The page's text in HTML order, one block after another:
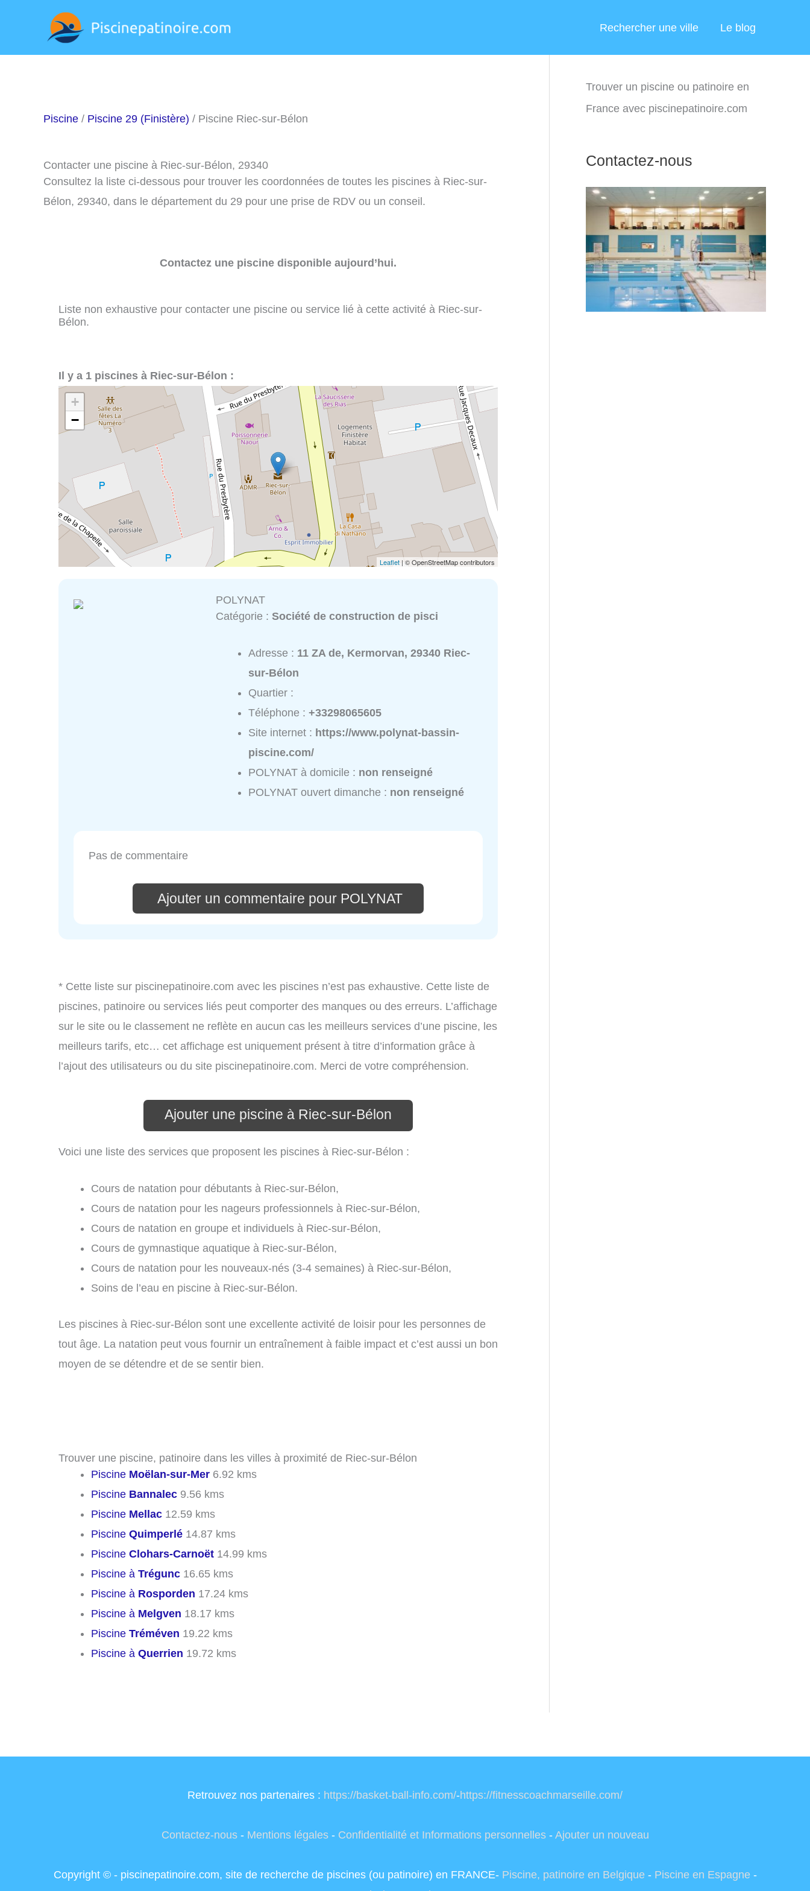
Rechercher une ville Le blog
Piscine / Piscine 29 (Finistère) / Piscine Riec-sur-Bélon
Contacter une piscine à Riec-sur-Bélon, 29340
Consultez la liste ci-dessous pour trouver les coordonnées de toutes les piscines à Riec-sur-
Bélon, 29340, dans le département du 29 pour une prise de RDV ou un conseil.
Contactez une piscine disponible aujourd’hui.
Liste non exhaustive pour contacter une piscine ou service lié à cette activité à Riec-sur-
Bélon.
Il y a 1 piscines à Riec-sur-Bélon :
+
−
Leaflet | © OpenStreetMap contributors
POLYNAT
Catégorie :Société de construction de pisci
Adresse : 11 ZA de, Kermorvan, 29340 Riec-
sur-Bélon
Quartier :
Téléphone :+33298065605
Site internet : https://www.polynat-bassin-
piscine.com/
POLYNAT à domicile : non renseigné
POLYNAT ouvert dimanche : non renseigné
Pas de commentaire
Ajouter un commentaire pour POLYNAT
* Cette liste sur piscinepatinoire.com avec les piscines n’est pas exhaustive. Cette liste de
piscines, patinoire ou services liés peut comporter des manques ou des erreurs. L’affichage
sur le site ou le classement ne reflète en aucun cas les meilleurs services d’une piscine, les
meilleurs tarifs, etc… cet affichage est uniquement présent à titre d’information grâce à
l’ajout des utilisateurs ou du site piscinepatinoire.com. Merci de votre compréhension.
Ajouter une piscine à Riec-sur-Bélon
Voici une liste des services que proposent les piscines à Riec-sur-Bélon :
Cours de natation pour débutants à Riec-sur-Bélon,
Cours de natation pour les nageurs professionnels à Riec-sur-Bélon,
Cours de natation en groupe et individuels à Riec-sur-Bélon,
Cours de gymnastique aquatique à Riec-sur-Bélon,
Cours de natation pour les nouveaux-nés (3-4 semaines) à Riec-sur-Bélon,
Soins de l’eau en piscine à Riec-sur-Bélon.
Les piscines à Riec-sur-Bélon sont une excellente activité de loisir pour les personnes de
tout âge. La natation peut vous fournir un entraînement à faible impact et c’est aussi un bon
moyen de se détendre et de se sentir bien.
Trouver une piscine, patinoire dans les villes à proximité de Riec-sur-Bélon
Piscine Moëlan-sur-Mer 6.92 kms
Piscine Bannalec 9.56 kms
Piscine Mellac 12.59 kms
Piscine Quimperlé 14.87 kms
Piscine Clohars-Carnoët 14.99 kms
Piscine à Trégunc 16.65 kms
Piscine à Rosporden 17.24 kms
Piscine à Melgven 18.17 kms
Piscine Tréméven 19.22 kms
Piscine à Querrien 19.72 kms
Trouver un piscine ou patinoire en
France avec piscinepatinoire.com
Contactez-nous
Retrouvez nos partenaires : https://basket-ball-info.com/-https://fitnesscoachmarseille.com/
Contactez-nous- Mentions légales- Confidentialité et Informations personnelles- Ajouter un nouveau
Copyright © - piscinepatinoire.com, site de recherche de piscines (ou patinoire) en FRANCE- Piscine, patinoire en Belgique- Piscine en Espagne-